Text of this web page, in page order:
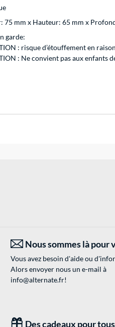
75 mm x Hauteur: 65 mm x
garde:
: risque d’étouffement en
: Ne convient pas aux enfants
Nous sommes là pour
Vous avez besoin d'aide ou
Alors envoyer nous un e-mail à
info@alternate.fr!
Des cadeaux pour tous